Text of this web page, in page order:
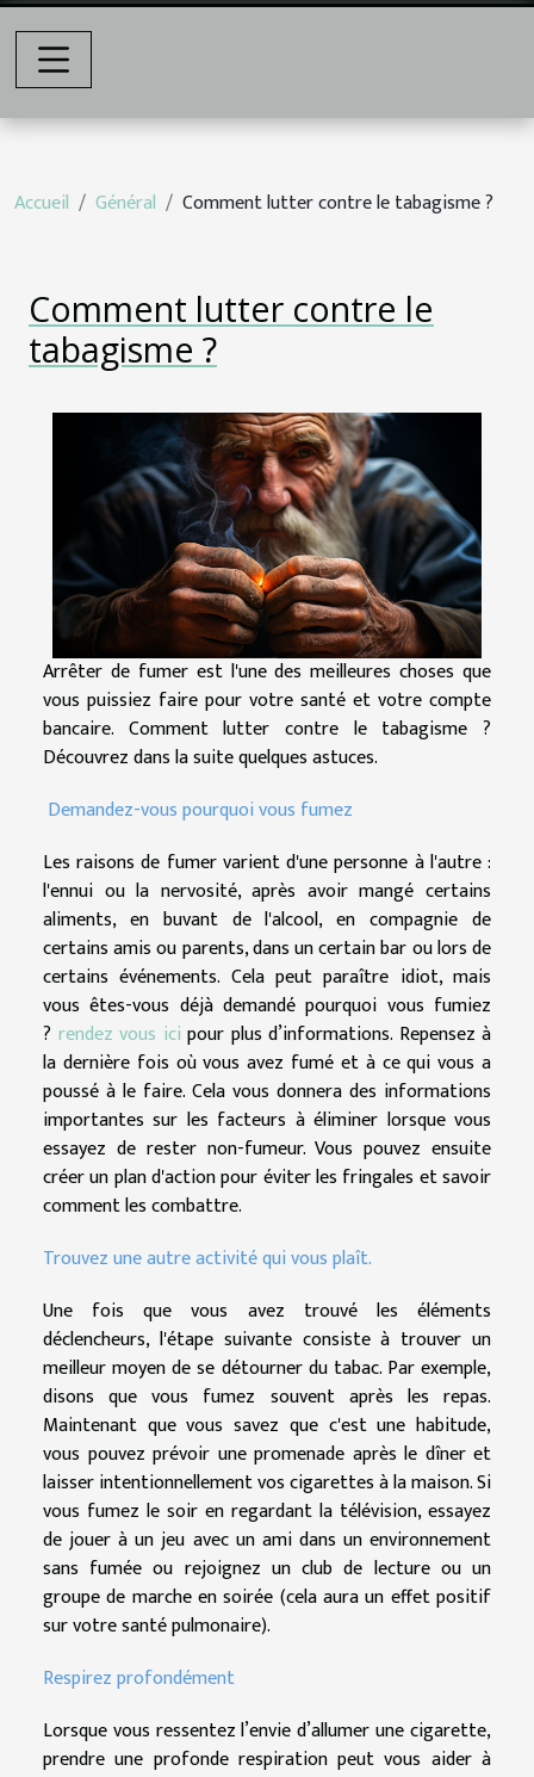
Accueil Général Comment lutter contre le tabagisme ?
Comment lutter contre le
tabagisme ?
Arrêter de fumer est l'une des meilleures choses que
vous puissiez faire pour votre santé et votre compte
bancaire. Comment lutter contre le tabagisme ?
Découvrez dans la suite quelques astuces.
Demandez-vous pourquoi vous fumez
Les raisons de fumer varient d'une personne à l'autre :
l'ennui ou la nervosité, après avoir mangé certains
aliments, en buvant de l'alcool, en compagnie de
certains amis ou parents, dans un certain bar ou lors de
certains événements. Cela peut paraître idiot, mais
vous êtes-vous déjà demandé pourquoi vous fumiez
? rendez vous ici pour plus d’informations. Repensez à
la dernière fois où vous avez fumé et à ce qui vous a
poussé à le faire. Cela vous donnera des informations
importantes sur les facteurs à éliminer lorsque vous
essayez de rester non-fumeur. Vous pouvez ensuite
créer un plan d'action pour éviter les fringales et savoir
comment les combattre.
Trouvez une autre activité qui vous plaît.
Une fois que vous avez trouvé les éléments
déclencheurs, l'étape suivante consiste à trouver un
meilleur moyen de se détourner du tabac. Par exemple,
disons que vous fumez souvent après les repas.
Maintenant que vous savez que c'est une habitude,
vous pouvez prévoir une promenade après le dîner et
laisser intentionnellement vos cigarettes à la maison. Si
vous fumez le soir en regardant la télévision, essayez
de jouer à un jeu avec un ami dans un environnement
sans fumée ou rejoignez un club de lecture ou un
groupe de marche en soirée (cela aura un effet positif
sur votre santé pulmonaire).
Respirez profondément
Lorsque vous ressentez l’envie d’allumer une cigarette,
prendre une profonde respiration peut vous aider à